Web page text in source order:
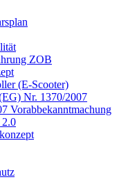
ZOB
(E-Scooter)
Nr. 1370/2007
Vorabbekanntmachung
2.0